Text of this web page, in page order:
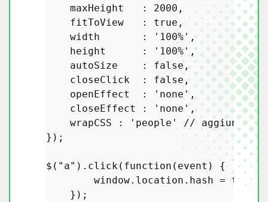
    maxHeight   :
2000 ,
    fitToView   :
true ,
    width       :
'100%' ,
    height      :
'100%',
    autoSize    :
false,
    closeClick  :
false ,
    openEffect  :
'none',
    closeEffect :
'none',
    wrapCSS :
'people'
// aggiunge
});
$( "a" ). click( function ( event ) {
window. location . hash = this
    });